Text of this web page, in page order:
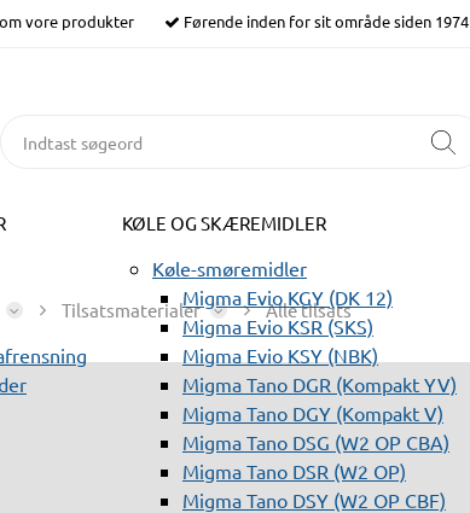
vore produkter Førende inden for sit område siden 1974
KØLE OG SKÆREMIDLER
Køle-smøremidler
Migma Evio KGY (DK 12)
Migma Evio KSR (SKS)
Migma Evio KSY (NBK)
Migma Tano DGR (Kompakt YV)
Migma Tano DGY (Kompakt V)
Migma Tano DSG (W2 OP CBA)
Migma Tano DSR (W2 OP)
Migma Tano DSY (W2 OP CBF)
Tilsatsmaterialer Alle tilsats